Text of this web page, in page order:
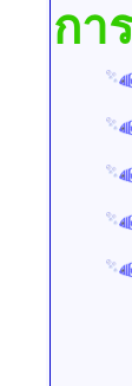
กา